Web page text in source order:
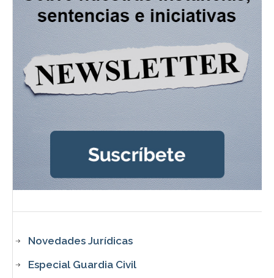
Novedades Jurídicas
Especial Guardia Civil